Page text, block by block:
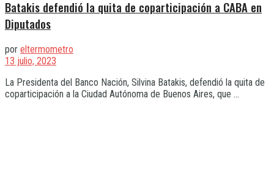
Batakis defendió la quita de coparticipación a CABA en
Diputados
por eltermometro
13 julio, 2023
La Presidenta del Banco Nación, Silvina Batakis, defendió la quita de
coparticipación a la Ciudad Autónoma de Buenos Aires, que ...